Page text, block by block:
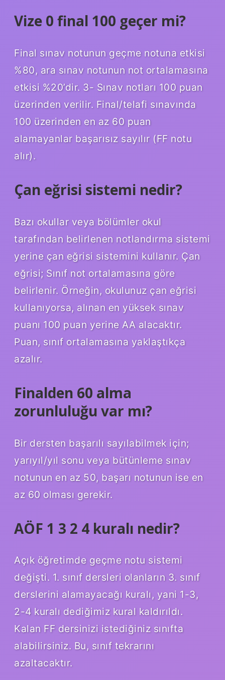
Vize 0 final 100 geçer mi?
Final sınav notunun geçme notuna etkisi
%80, ara sınav notunun not ortalamasına
etkisi %20’dir. 3- Sınav notları 100 puan
üzerinden verilir. Final/telafi sınavında
100 üzerinden en az 60 puan
alamayanlar başarısız sayılır (FF notu
alır).
Çan eğrisi sistemi nedir?
Bazı okullar veya bölümler okul
tarafından belirlenen notlandırma sistemi
yerine çan eğrisi sistemini kullanır. Çan
eğrisi; Sınıf not ortalamasına göre
belirlenir. Örneğin, okulunuz çan eğrisi
kullanıyorsa, alınan en yüksek sınav
puanı 100 puan yerine AA alacaktır.
Puan, sınıf ortalamasına yaklaştıkça
azalır.
Finalden 60 alma
zorunluluğu var mı?
Bir dersten başarılı sayılabilmek için;
yarıyıl/yıl sonu veya bütünleme sınav
notunun en az 50, başarı notunun ise en
az 60 olması gerekir.
AÖF 1 3 2 4 kuralı nedir?
Açık öğretimde geçme notu sistemi
değişti. 1. sınıf dersleri olanların 3. sınıf
derslerini alamayacağı kuralı, yani 1-3,
2-4 kuralı dediğimiz kural kaldırıldı.
Kalan FF dersinizi istediğiniz sınıfta
alabilirsiniz. Bu, sınıf tekrarını
azaltacaktır.